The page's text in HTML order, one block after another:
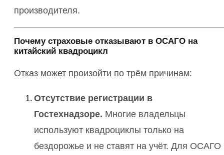
производителя.
Почему страховые отказывают в ОСАГО на
китайский квадроцикл
Отказ может произойти по трём причинам:
Отсутствие регистрации в
Гостехнадзоре. Многие владельцы
используют квадроциклы только на
бездорожье и не ставят на учёт. Для ОСАГО